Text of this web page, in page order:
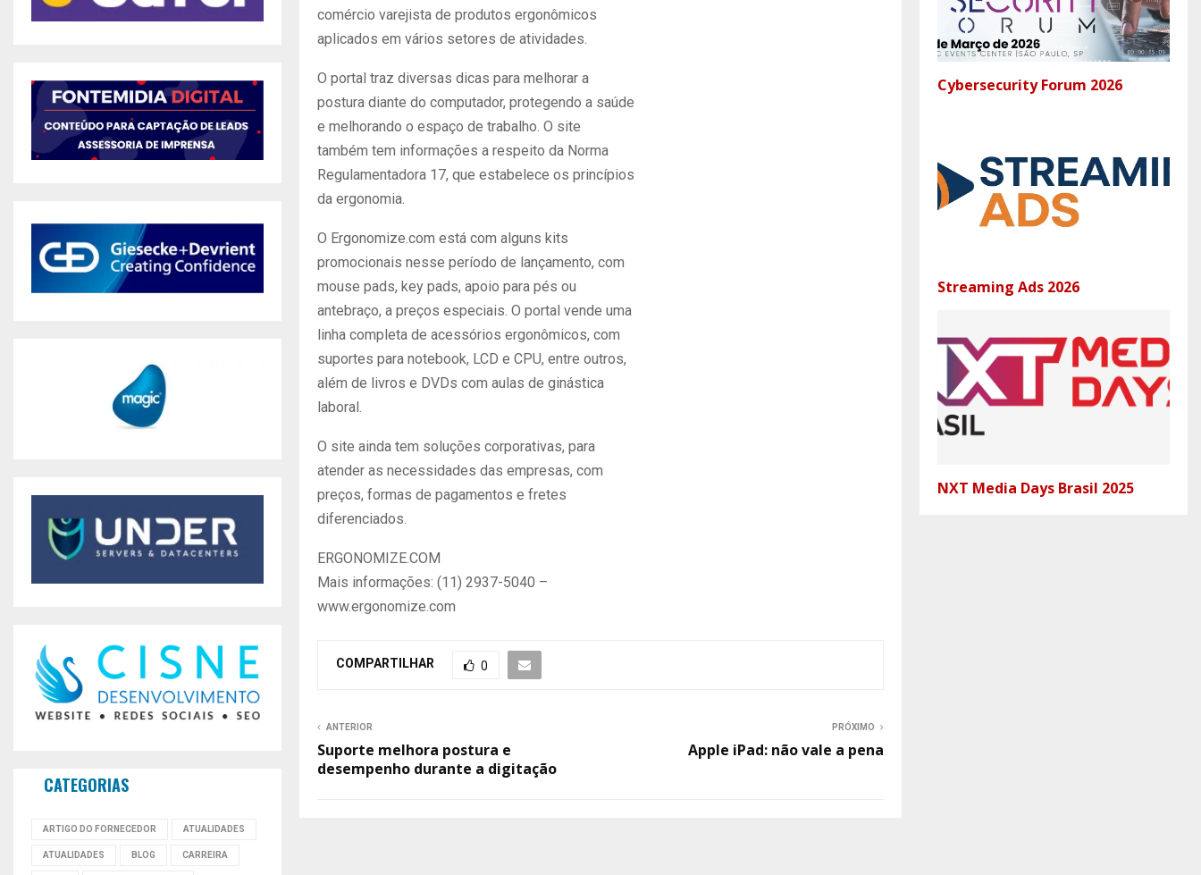
comércio varejista de produtos ergonômicos
aplicados em vários setores de atividades.
O portal traz diversas dicas para melhorar a
postura diante do computador, protegendo a saúde
e melhorando o espaço de trabalho. O site
também tem informações a respeito da Norma
Regulamentadora 17, que estabelece os princípios
da ergonomia.
O Ergonomize.com está com alguns kits
promocionais nesse período de lançamento, com
mouse pads, key pads, apoio para pés ou
antebraço, a preços especiais. O portal vende uma
linha completa de acessórios ergonômicos, com
suportes para notebook, LCD e CPU, entre outros,
além de livros e DVDs com aulas de ginástica
laboral.
O site ainda tem soluções corporativas, para
atender as necessidades das empresas, com
preços, formas de pagamentos e fretes
diferenciados.
ERGONOMIZE.COM
Mais informações: (11) 2937-5040 –
www.ergonomize.com
COMPARTILHAR 0
ANTERIOR
Suporte melhora postura e
desempenho durante a digitação
PRÓXIMO
Apple iPad: não vale a pena
CATEGORIAS
ARTIGO DO FORNECEDOR ATUALIDADES
ATUALIDADES BLOG CARREIRA
Cybersecurity Forum 2026
Streaming Ads 2026
NXT Media Days Brasil 2025